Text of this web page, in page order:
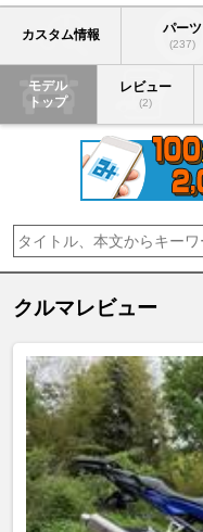
カスタム情報 パーツ
(237)
モデル
トップ
レビュー
(2)
クルマレビュー